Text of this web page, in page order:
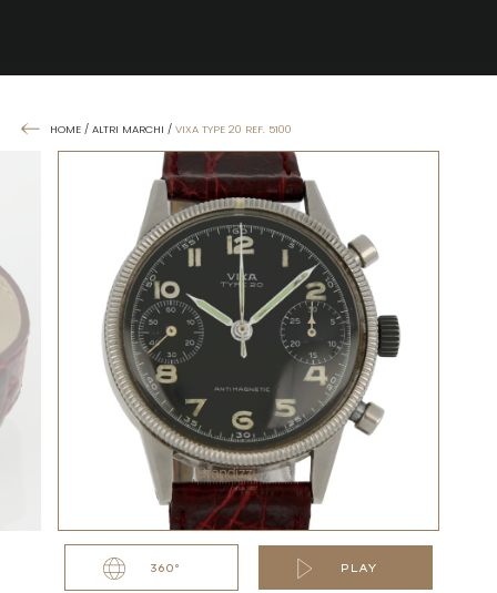
HOME / ALTRI MARCHI / VIXA TYPE 20 REF. 5100
360° PLAY